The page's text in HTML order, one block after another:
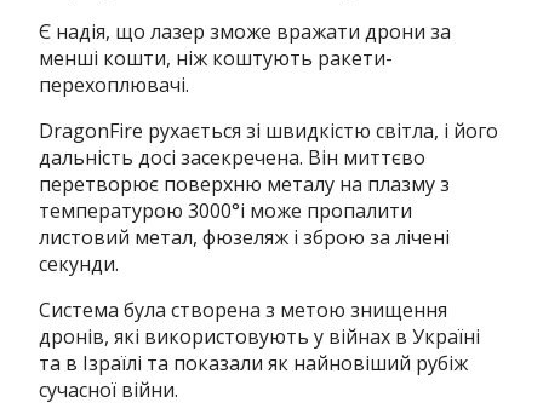
Є надія, що лазер зможе вражати дрони за
менші кошти, ніж коштують ракети-
перехоплювачі.
DragonFire рухається зі швидкістю світла, і його
дальність досі засекречена. Він миттєво
перетворює поверхню металу на плазму з
температурою 3000°і може пропалити
листовий метал, фюзеляж і зброю за лічені
секунди.
Система була створена з метою знищення
дронів, які використовують у війнах в Україні
та в Ізраїлі та показали як найновіший рубіж
сучасної війни.